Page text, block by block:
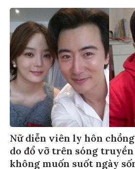
Nữ diễn viên ly hôn
do đổ vỡ trên sóng
không muốn suốt ngày